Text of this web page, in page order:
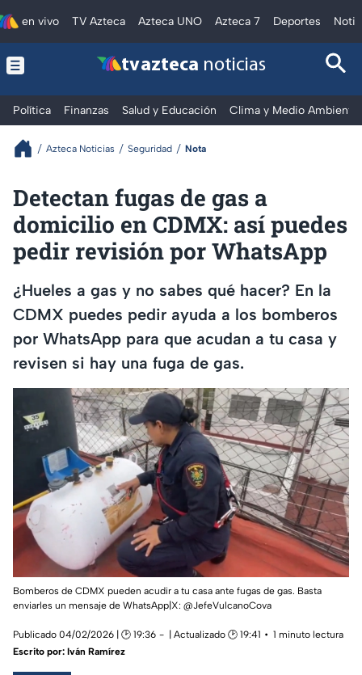
en vivo TV Azteca Azteca UNO Azteca 7 Deportes
tv azteca noticias
Política Finanzas Salud y Educación Clima y Medio Ambiente
Azteca Noticias Seguridad Nota
Detectan fugas de gas a
domicilio en CDMX: así puedes
pedir revisión por WhatsApp
¿Hueles a gas y no sabes qué hacer? En la
CDMX puedes pedir ayuda a los bomberos
por WhatsApp para que acudan a tu casa y
revisen si hay una fuga de gas.
Bomberos de CDMX pueden acudir a tu casa ante fugas de gas. Basta
enviarles un mensaje de WhatsApp|X: @JefeVulcanoCova
Publicado 04/02/2026 | 🕑 19:36 | Actualizado 🕑 19:41
1 minuto lectura
Escrito por: Iván Ramírez